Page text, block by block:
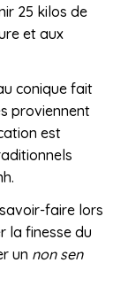
25 kilos de
et aux
conique fait
proviennent
est
faire lors
la finesse du
un non sen